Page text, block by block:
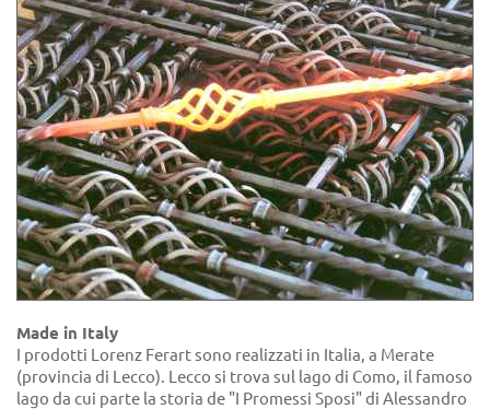
Made in Italy
I prodotti Lorenz Ferart sono realizzati in Italia, a Merate
(provincia di Lecco). Lecco si trova sul lago di Como, il famoso
lago da cui parte la storia de "I Promessi Sposi" di Alessandro